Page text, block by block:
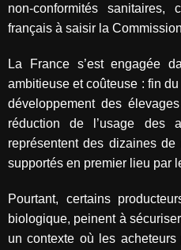
non-conformités sanitaires,
français à saisir la
La France s’est engagée
ambitieuse et coûteuse : fin
développement des
réduction de l’usage des
représentent des dizaines de
supportés en premier lieu par
Pourtant, certains
biologique, peinent à
un contexte où les